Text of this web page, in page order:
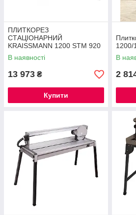
ПЛИТКОРЕЗ
СТАЦІОНАРНИЙ
KRAISSMANN 1200 STM 920
®
В наявності
13 973 ₴
Купити
1200/
В
2